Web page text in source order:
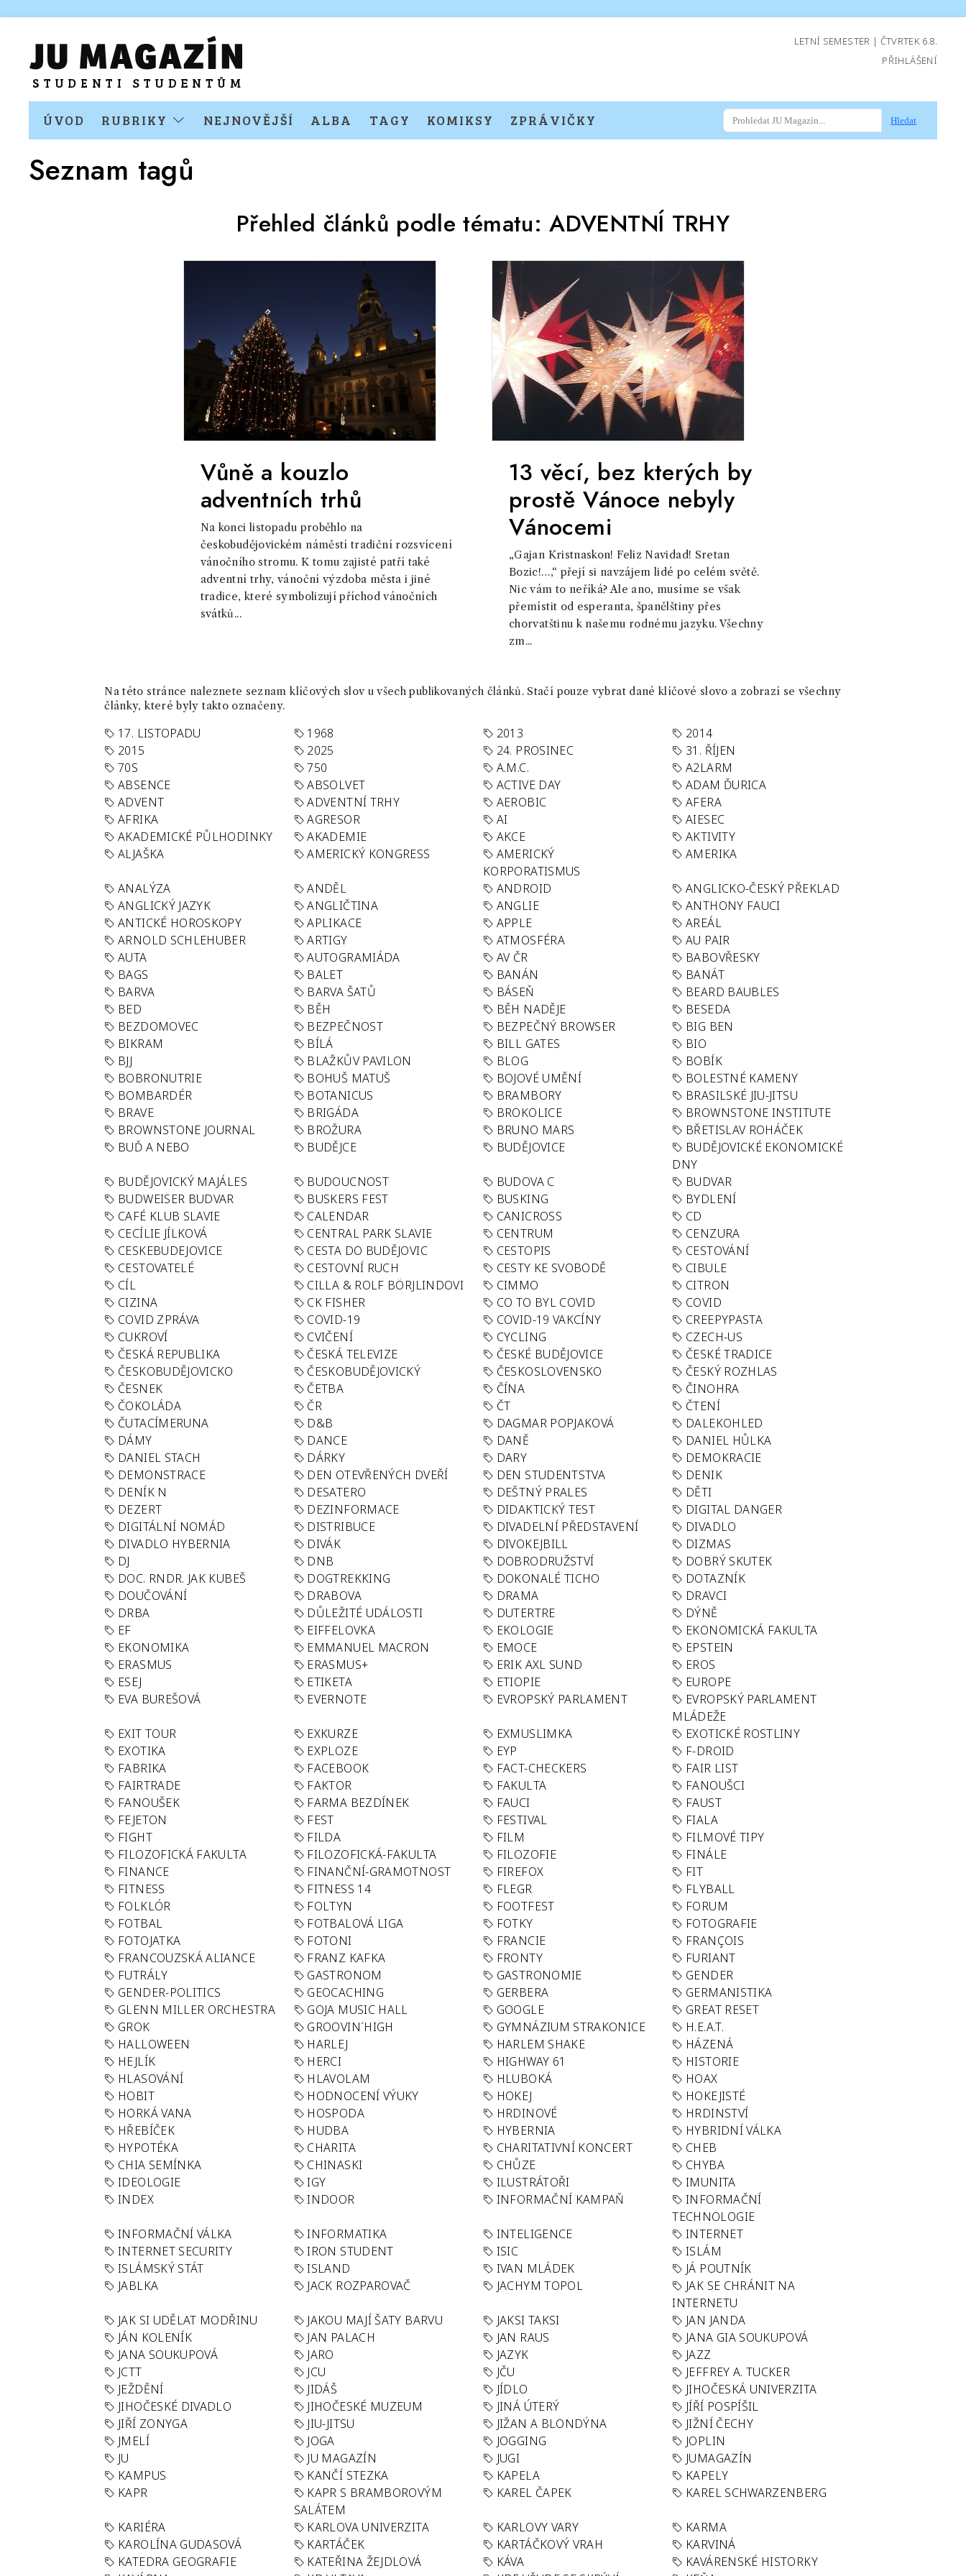
LETNÍ SEMESTER | ČTVRTEK 6.8.
PŘIHLÁŠENÍ
ÚVOD RUBRIKY NEJNOVĚJŠÍ ALBA TAGY KOMIKSY ZPRÁVIČKY Hledat
Seznam tagů
Přehled článků podle tématu:ADVENTNÍ TRHY
Vůně a kouzlo
adventních trhů
Na konci listopadu proběhlo na
českobudějovickém náměstí tradiční rozsvícení
vánočního stromu. K tomu zajisté patří také
adventní trhy, vánoční výzdoba města i jiné
tradice, které symbolizují příchod vánočních
svátků...
13 věcí, bez kterých by
prostě Vánoce nebyly
Vánocemi
„Gajan Kristnaskon! Feliz Navidad! Sretan
Bozic!…,“ přejí si navzájem lidé po celém světě.
Nic vám to neříká? Ale ano, musíme se však
přemístit od esperanta, španělštiny přes
chorvatštinu k našemu rodnému jazyku. Všechny
zm...
Na této stránce naleznete seznam klíčových slov u všech publikovaných článků. Stačí pouze vybrat dané klíčové slovo a zobrazí se všechny
články, které byly takto označeny.
17. LISTOPADU 1968 2013
2014
2015
2025 24. PROSINEC
31. ŘÍJEN
70S
750 A.M.C.
A2LARM
ABSENCE
ABSOLVET ACTIVE DAY
ADAM ĎURICA
ADVENT
ADVENTNÍ TRHY AEROBIC
AFERA
AFRIKA
AGRESOR AI
AIESEC
AKADEMICKÉ PŮLHODINKY
AKADEMIE AKCE
AKTIVITY
ALJAŠKA
AMERICKÝ KONGRESS
AMERICKÝ
KORPORATISMUS
AMERIKA
ANALÝZA ANDĚL ANDROID
ANGLICKO-ČESKÝ PŘEKLAD
ANGLICKÝ JAZYK
ANGLIČTINA ANGLIE
ANTHONY FAUCI
ANTICKÉ HOROSKOPY
APLIKACE APPLE
AREÁL
ARNOLD SCHLEHUBER
ARTIGY ATMOSFÉRA
AU PAIR
AUTA
AUTOGRAMIÁDA AV ČR
BABOVŘESKY
BAGS
BALET BANÁN
BANÁT
BARVA
BARVA ŠATŮ BÁSEŇ
BEARD BAUBLES
BED
BĚH BĚH NADĚJE
BESEDA
BEZDOMOVEC
BEZPEČNOST BEZPEČNÝ BROWSER
BIG BEN
BIKRAM
BÍLÁ BILL GATES
BIO
BJJ
BLAŽKŮV PAVILON BLOG
BOBÍK
BOBRONUTRIE
BOHUŠ MATUŠ BOJOVÉ UMĚNÍ
BOLESTNÉ KAMENY
BOMBARDÉR
BOTANICUS BRAMBORY
BRASILSKÉ JIU-JITSU
BRAVE
BRIGÁDA BROKOLICE
BROWNSTONE INSTITUTE
BROWNSTONE JOURNAL
BROŽURA BRUNO MARS
BŘETISLAV ROHÁČEK
BUĎ A NEBO
BUDĚJCE BUDĚJOVICE
BUDĚJOVICKÉ EKONOMICKÉ
DNY
BUDĚJOVICKÝ MAJÁLES
BUDOUCNOST BUDOVA C
BUDVAR
BUDWEISER BUDVAR
BUSKERS FEST BUSKING
BYDLENÍ
CAFÉ KLUB SLAVIE
CALENDAR CANICROSS
CD
CECÍLIE JÍLKOVÁ
CENTRAL PARK SLAVIE CENTRUM
CENZURA
CESKEBUDEJOVICE
CESTA DO BUDĚJOVIC CESTOPIS
CESTOVÁNÍ
CESTOVATELÉ
CESTOVNÍ RUCH CESTY KE SVOBODĚ
CIBULE
CÍL
CILLA & ROLF BÖRJLINDOVI CIMMO
CITRON
CIZINA
CK FISHER CO TO BYL COVID
COVID
COVID ZPRÁVA
COVID-19 COVID-19 VAKCÍNY
CREEPYPASTA
CUKROVÍ
CVIČENÍ CYCLING
CZECH-US
ČESKÁ REPUBLIKA
ČESKÁ TELEVIZE ČESKÉ BUDĚJOVICE
ČESKÉ TRADICE
ČESKOBUDĚJOVICKO
ČESKOBUDĚJOVICKÝ ČESKOSLOVENSKO
ČESKÝ ROZHLAS
ČESNEK
ČETBA ČÍNA
ČINOHRA
ČOKOLÁDA
ČR ČT
ČTENÍ
ČUTACÍMERUNA
D&B DAGMAR POPJAKOVÁ
DALEKOHLED
DÁMY
DANCE DANĚ
DANIEL HŮLKA
DANIEL STACH
DÁRKY DARY
DEMOKRACIE
DEMONSTRACE
DEN OTEVŘENÝCH DVEŘÍ DEN STUDENTSTVA
DENIK
DENÍK N
DESATERO DEŠTNÝ PRALES
DĚTI
DEZERT
DEZINFORMACE DIDAKTICKÝ TEST
DIGITAL DANGER
DIGITÁLNÍ NOMÁD
DISTRIBUCE DIVADELNÍ PŘEDSTAVENÍ
DIVADLO
DIVADLO HYBERNIA
DIVÁK DIVOKEJBILL
DIZMAS
DJ
DNB DOBRODRUŽSTVÍ
DOBRÝ SKUTEK
DOC. RNDR. JAK KUBEŠ
DOGTREKKING DOKONALÉ TICHO
DOTAZNÍK
DOUČOVÁNÍ
DRABOVA DRAMA
DRAVCI
DRBA
DŮLEŽITÉ UDÁLOSTI DUTERTRE
DÝNĚ
EF
EIFFELOVKA EKOLOGIE
EKONOMICKÁ FAKULTA
EKONOMIKA
EMMANUEL MACRON EMOCE
EPSTEIN
ERASMUS
ERASMUS+ ERIK AXL SUND
EROS
ESEJ
ETIKETA ETIOPIE
EUROPE
EVA BUREŠOVÁ
EVERNOTE EVROPSKÝ PARLAMENT
EVROPSKÝ PARLAMENT
MLÁDEŽE
EXIT TOUR
EXKURZE EXMUSLIMKA
EXOTICKÉ ROSTLINY
EXOTIKA
EXPLOZE EYP
F-DROID
FABRIKA
FACEBOOK FACT-CHECKERS
FAIR LIST
FAIRTRADE
FAKTOR FAKULTA
FANOUŠCI
FANOUŠEK
FARMA BEZDÍNEK FAUCI
FAUST
FEJETON
FEST FESTIVAL
FIALA
FIGHT
FILDA FILM
FILMOVÉ TIPY
FILOZOFICKÁ FAKULTA
FILOZOFICKÁ-FAKULTA FILOZOFIE
FINÁLE
FINANCE
FINANČNÍ-GRAMOTNOST FIREFOX
FIT
FITNESS
FITNESS 14 FLEGR
FLYBALL
FOLKLÓR
FOLTYN FOOTFEST
FORUM
FOTBAL
FOTBALOVÁ LIGA FOTKY
FOTOGRAFIE
FOTOJATKA
FOTONI FRANCIE
FRANÇOIS
FRANCOUZSKÁ ALIANCE
FRANZ KAFKA FRONTY
FURIANT
FUTRÁLY
GASTRONOM GASTRONOMIE
GENDER
GENDER-POLITICS
GEOCACHING GERBERA
GERMANISTIKA
GLENN MILLER ORCHESTRA
GOJA MUSIC HALL GOOGLE
GREAT RESET
GROK
GROOVIN´HIGH GYMNÁZIUM STRAKONICE
H.E.A.T.
HALLOWEEN
HARLEJ HARLEM SHAKE
HÁZENÁ
HEJLÍK
HERCI HIGHWAY 61
HISTORIE
HLASOVÁNÍ
HLAVOLAM HLUBOKÁ
HOAX
HOBIT
HODNOCENÍ VÝUKY HOKEJ
HOKEJISTÉ
HORKÁ VANA
HOSPODA HRDINOVÉ
HRDINSTVÍ
HŘEBÍČEK
HUDBA HYBERNIA
HYBRIDNÍ VÁLKA
HYPOTÉKA
CHARITA CHARITATIVNÍ KONCERT
CHEB
CHIA SEMÍNKA
CHINASKI CHŮZE
CHYBA
IDEOLOGIE
IGY ILUSTRÁTOŘI
IMUNITA
INDEX
INDOOR INFORMAČNÍ KAMPAŇ
INFORMAČNÍ
TECHNOLOGIE
INFORMAČNÍ VÁLKA
INFORMATIKA INTELIGENCE
INTERNET
INTERNET SECURITY
IRON STUDENT ISIC
ISLÁM
ISLÁMSKÝ STÁT
ISLAND IVAN MLÁDEK
JÁ POUTNÍK
JABLKA
JACK ROZPAROVAČ JACHYM TOPOL
JAK SE CHRÁNIT NA
INTERNETU
JAK SI UDĚLAT MODŘINU
JAKOU MAJÍ ŠATY BARVU JAKSI TAKSI
JAN JANDA
JÁN KOLENÍK
JAN PALACH JAN RAUS
JANA GIA SOUKUPOVÁ
JANA SOUKUPOVÁ
JARO JAZYK
JAZZ
JCTT
JCU JČU
JEFFREY A. TUCKER
JEŽDĚNÍ
JIDÁŠ JÍDLO
JIHOČESKÁ UNIVERZITA
JIHOČESKÉ DIVADLO
JIHOČESKÉ MUZEUM JINÁ ÚTERÝ
JÍŘÍ POSPÍŠIL
JIŘÍ ZONYGA
JIU-JITSU JIŽAN A BLONDÝNA
JIŽNÍ ČECHY
JMELÍ
JOGA JOGGING
JOPLIN
JU
JU MAGAZÍN JUGI
JUMAGAZÍN
KAMPUS
KANČÍ STEZKA KAPELA
KAPELY
KAPR
KAPR S BRAMBOROVÝM
SALÁTEM
KAREL ČAPEK KAREL SCHWARZENBERG
KARIÉRA KARLOVA UNIVERZITA KARLOVY VARY
KARMA
KAROLÍNA GUDASOVÁ
KARTÁČEK KARTÁČKOVÝ VRAH
KARVINÁ
KATEDRA GEOGRAFIE
KATEŘINA ŽEJDLOVÁ KÁVA
KAVÁRENSKÉ HISTORKY